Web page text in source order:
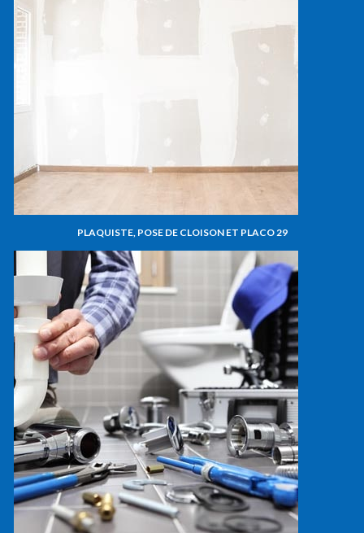
PLAQUISTE, POSE DE CLOISON ET PLACO 29